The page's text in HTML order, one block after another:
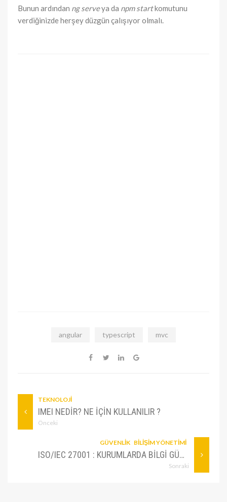
Bunun ardından ng serveya da npm startkomutunu
verdiğinizde herşey düzgün çalışıyor olmalı.
angular typescript mvc
TEKNOLOJI
IMEI NEDIR? NE IÇIN KULLANILIR ?
Önceki
GÜVENLIK BILIŞIM YÖNETIMI
ISO/IEC 27001 : KURUMLARDA BILGI GÜVENLIĞI YÖNETIM SISTEMI
Sonraki